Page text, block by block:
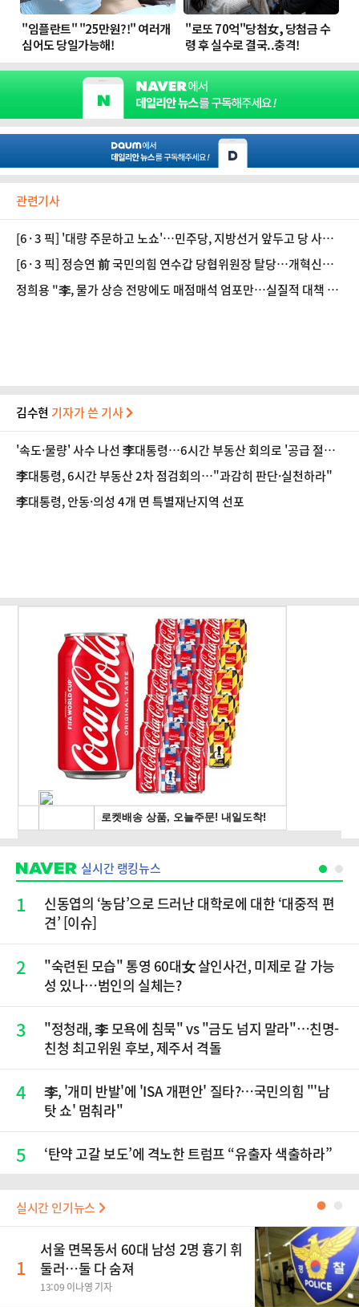
관련기사
[6·3 픽] '대량 주문하고 노쇼'…민주당, 지방선거 앞두고 당 사칭
범죄 대응
[6·3 픽] 정승연 前 국민의힘 연수갑 당협위원장 탈당…개혁신당
후보로 출마
정희용 "李, 물가 상승 전망에도 매점매석 엄포만…실질적 대책 내
김수현 기자가 쓴 기사
'속도·물량' 사수 나선 李대통령…6시간 부동산 회의로 '공급 절벽'
타개 총력전
李대통령, 6시간 부동산 2차 점검회의…"과감히 판단·실천하라"
李대통령, 안동·의성 4개 면 특별재난지역 선포
실시간 랭킹뉴스
1
신동엽의 ‘농담’으로 드러난 대학로에 대한 ‘대중적 편
견’ [이슈]
2
"숙련된 모습" 통영 60대女 살인사건, 미제로 갈 가능
성 있나…범인의 실체는?
3
"정청래, 李 모욕에 침묵" vs "금도 넘지 말라"…친명-
친청 최고위원 후보, 제주서 격돌
4
李, '개미 반발'에 'ISA 개편안' 질타?…국민의힘 "'남
탓 쇼' 멈춰라"
5 ‘탄약 고갈 보도’에 격노한 트럼프 “유출자 색출하라”
실시간 인기뉴스 ●
1
서울 면목동서 60대 남성 2명 흉기 휘
둘러…둘 다 숨져
13:09 이나영 기자